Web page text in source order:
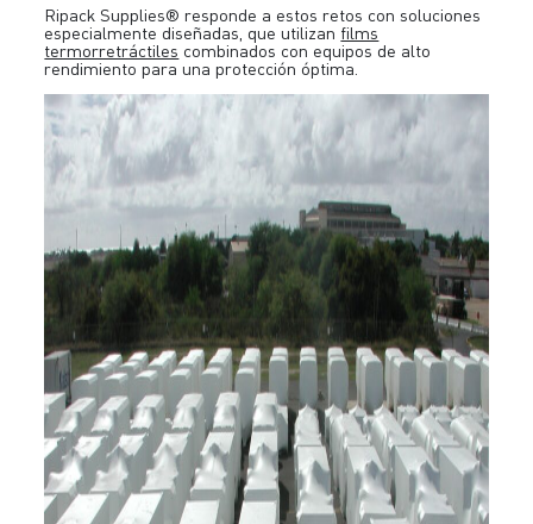
Ripack Supplies® responde a estos retos con soluciones
especialmente diseñadas, que utilizan films
termorretráctiles combinados con equipos de alto
rendimiento para una protección óptima.